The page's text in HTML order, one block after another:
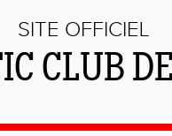
SITE OFFICIEL
CLUB